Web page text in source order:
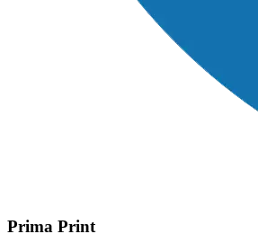
Prima Print